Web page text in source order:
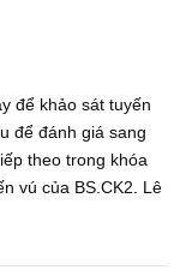
để khảo sát tuyến
để đánh giá sang
theo trong khóa
vú của BS.CK2. Lê